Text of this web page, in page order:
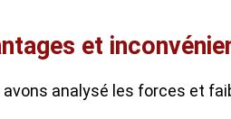
et
avons analysé les forces et